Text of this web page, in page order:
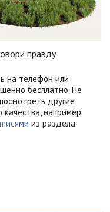
правду
на телефон или
бесплатно. Не
другие
например
из раздела